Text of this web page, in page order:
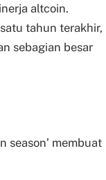
altcoin.
tahun terakhir,
sebagian besar
season’ membuat